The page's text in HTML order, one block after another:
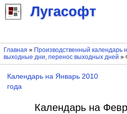
Лугасофт
Главная » Производственный календарь
выходные дни, перенос выходных дней »
Календарь на Январь 2010
года
Календарь на